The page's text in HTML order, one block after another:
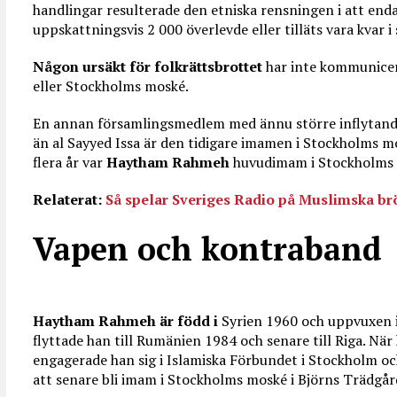
handlingar resulterade den etniska rensningen i att
uppskattningsvis 2 000 överlevde eller tilläts vara kvar i
Någon ursäkt för folkrättsbrottethar inte
eller Stockholms moské.
En annan församlingsmedlem med ännu större
än al Sayyed Issa är den tidigare imamen i Stockholms
flera år varHaytham Rahmehhuvudimam i
Relaterat: Så spelar Sveriges Radio på Muslimska
Vapen och kontraband
Haytham Rahmeh är född i Syrien 1960 och
flyttade han till Rumänien 1984 och senare till Riga. När
engagerade han sig i Islamiska Förbundet i Stockholm
att senare bli imam i Stockholms moské i Björns